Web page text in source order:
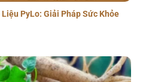
PyLo: Giải Pháp Sức Khỏe